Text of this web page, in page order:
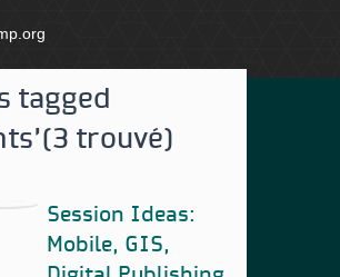
tagged
(3 trouvé)
Session Ideas:
Mobile, GIS,